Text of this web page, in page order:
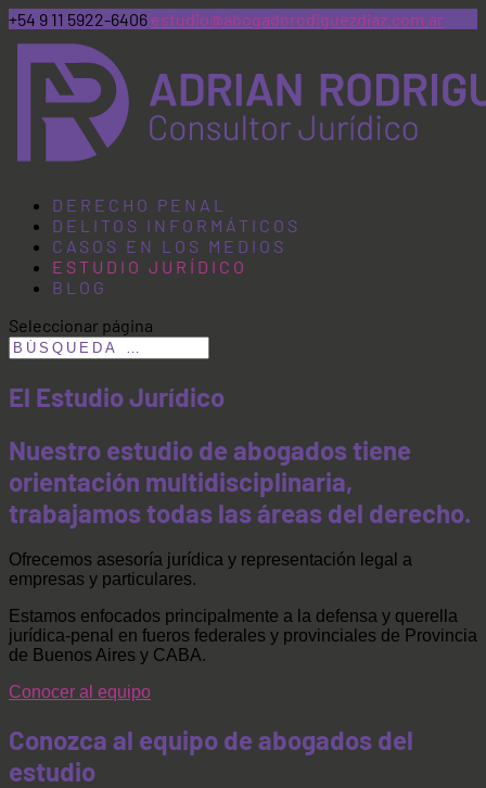
+54 9 11 5922-6406 estudio@abogadorodiguezdiaz.com.ar
DERECHO PENAL
DELITOS INFORMÁTICOS
CASOS EN LOS MEDIOS
ESTUDIO JURÍDICO
BLOG
Seleccionar página
El Estudio Jurídico
Nuestro estudio de abogados tiene
orientación multidisciplinaria,
trabajamos todas las áreas del derecho.
Ofrecemos asesoría jurídica y representación legal a
empresas y particulares.
Estamos enfocados principalmente a la defensa y querella
jurídica-penal en fueros federales y provinciales de Provincia
de Buenos Aires y CABA.
Conocer al equipo
Conozca al equipo de abogados del
estudio